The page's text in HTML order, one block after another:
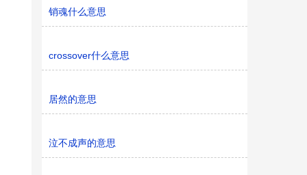
销魂什么意思
crossover什么意思
居然的意思
泣不成声的意思